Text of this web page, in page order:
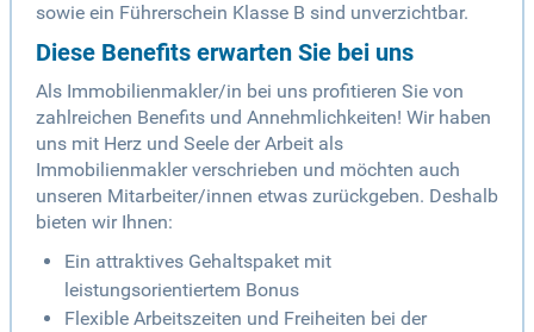
sowie ein Führerschein Klasse B sind unverzichtbar.
Diese Benefits erwarten Sie bei uns
Als Immobilienmakler/in bei uns profitieren Sie von
zahlreichen Benefits und Annehmlichkeiten! Wir haben
uns mit Herz und Seele der Arbeit als
Immobilienmakler verschrieben und möchten auch
unseren Mitarbeiter/innen etwas zurückgeben. Deshalb
bieten wir Ihnen:
Ein attraktives Gehaltspaket mit
leistungsorientiertem Bonus
Flexible Arbeitszeiten und Freiheiten bei der